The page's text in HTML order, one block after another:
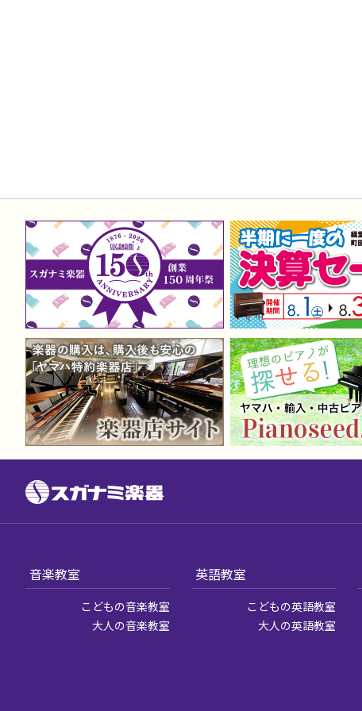
音楽教室
こどもの音楽教室
大人の音楽教室
英語教室
こどもの英語教室
大人の英語教室